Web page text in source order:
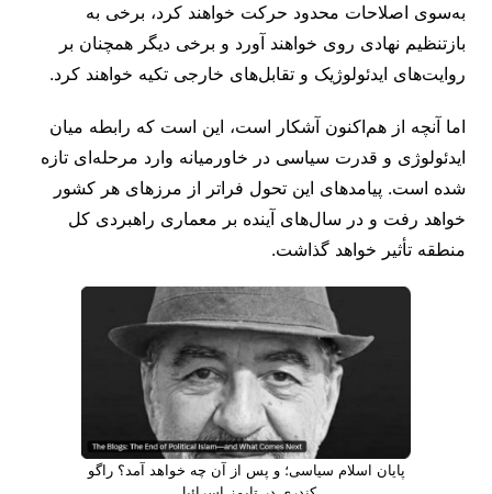
به‌سوی اصلاحات محدود حرکت خواهند کرد، برخی به
بازتنظیم نهادی روی خواهند آورد و برخی دیگر همچنان بر
روایت‌های ایدئولوژیک و تقابل‌های خارجی تکیه خواهند کرد.
اما آنچه از هم‌اکنون آشکار است، این است که رابطه میان
ایدئولوژی و قدرت سیاسی در خاورمیانه وارد مرحله‌ای تازه
شده است. پیامدهای این تحول فراتر از مرزهای هر کشور
خواهد رفت و در سال‌های آینده بر معماری راهبردی کل
منطقه تأثیر خواهد گذاشت.
پایان اسلام سیاسی؛ و پس از آن چه خواهد آمد؟ راگو